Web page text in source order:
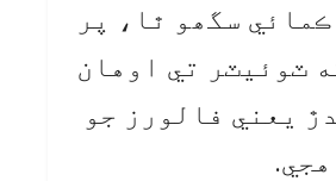
سگھو ٿا، پر
ٽوئيٽر تي اوهان
يعني فالورز جو